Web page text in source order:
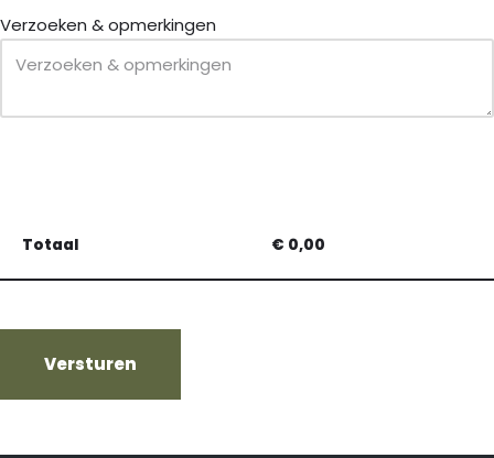
Verzoeken & opmerkingen
Totaal € 0,00
Versturen